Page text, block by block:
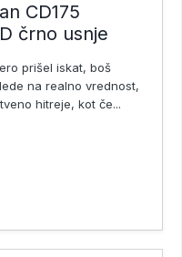
CD175
črno usnje
prišel iskat, boš
na realno vrednost,
hitreje, kot če...